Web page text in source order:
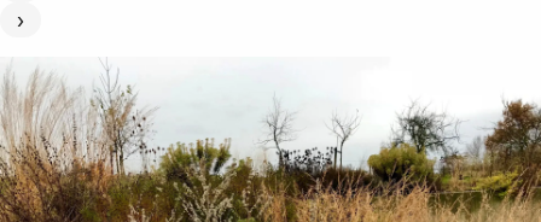
›